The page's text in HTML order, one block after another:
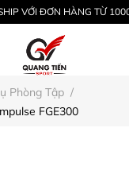
VỚI ĐƠN HÀNG TỪ
Phòng Tập /
FGE300